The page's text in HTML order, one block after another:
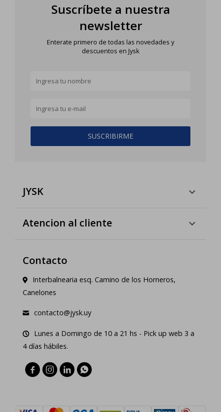
Suscríbete a nuestra
newsletter
Enterate primero de todas las novedades y
descuentos en Jysk
SUSCRIBIRME
JYSK
Atencion al cliente
Contacto
Interbalnearia esq. Camino de los Horneros,
Canelones
contacto@jysk.uy
Lunes a Domingo de 10 a 21 hs - Pick up web 3 a
4 días hábiles.
   